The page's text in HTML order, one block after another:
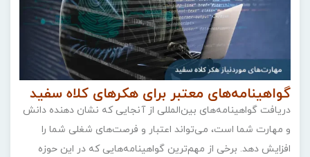
گواهینامه‌های معتبر برای هکرهای کلاه سفید
دریافت گواهینامه‌های بین‌المللی از آنجایی که نشان دهنده دانش
و مهارت شما است، می‌تواند اعتبار و فرصت‌های شغلی شما را
افزایش دهد. برخی از مهم‌ترین گواهینامه‌هایی که در این حوزه